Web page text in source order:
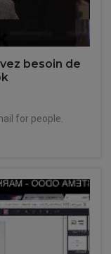
besoin de
for people.